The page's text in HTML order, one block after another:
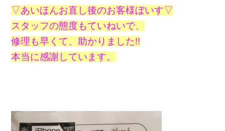
▽あいほんお直し後のお客様ぼいす▽
スタッフの態度もていねいで、
修理も早くて、助かりました!!
本当に感謝しています。